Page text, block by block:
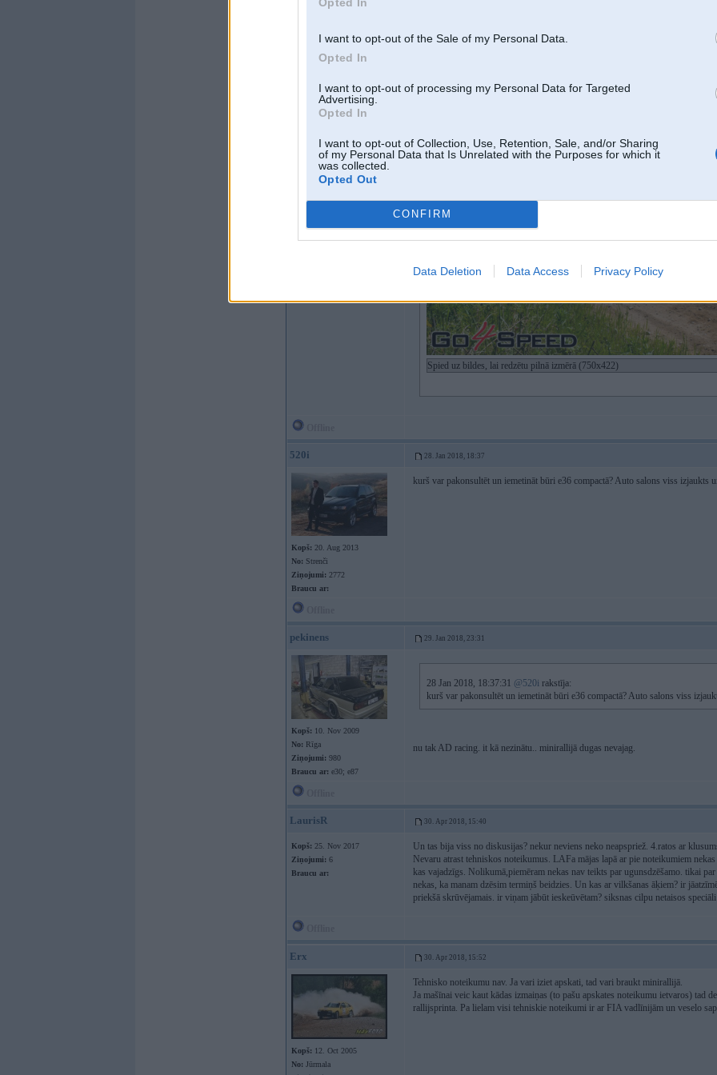
I want to opt-out of the Sale of my Personal Data.
Opted In
I want to opt-out of processing my Personal Data for Targeted
Advertising.
Opted In
I want to opt-out of Collection, Use, Retention, Sale, and/or Sharing
of my Personal Data that Is Unrelated with the Purposes for which it
was collected.
Opted Out
CONFIRM
Data Deletion Data Access Privacy Policy
2) piereģistrēties minirallijam Madona
Spied uz bildes, lai redzētu pilnā izmērā (750x422)
520i 28. Jan 2018, 18:37
Kopš: 20. Aug 2013
No: Strenči
Ziņojumi: 2772
Braucu ar:
kurš var pakonsultēt un iemetināt būri e36 compactā? Auto salons viss izjaukts
pekinens 29. Jan 2018, 23:31
Kopš: 10. Nov 2009
No: Rīga
Ziņojumi: 980
Braucu ar: e30; e87
28 Jan 2018, 18:37:31 @520i rakstīja:
kurš var pakonsultēt un iemetināt būri e36 compactā? Auto salons viss
nu tak AD racing. it kā nezinātu.. minirallijā dugas nevajag.
LaurisR 30. Apr 2018, 15:40
Kopš: 25. Nov 2017
Ziņojumi: 6
Braucu ar:
Un tas bija viss no diskusijas? nekur neviens neko neapspriež. 4.ratos ar
Nevaru atrast tehniskos noteikumus. LAFa mājas lapā ar pie noteikumiem
kas vajadzīgs. Nolikumā,piemēram nekas nav teikts par ugunsdzēšamo. tikai
nekas, ka manam dzēsim termiņš beidzies. Un kas ar vilkšanas āķiem? ir
priekšā skrūvējamais. ir viņam jābūt ieskeūvētam? siksnas cilpu netaisos
Erx 30. Apr 2018, 15:52
Kopš: 12. Oct 2005
No: Jūrmala
Tehnisko noteikumu nav. Ja vari iziet apskati, tad vari braukt minirallijā.
Ja mašīnai veic kaut kādas izmaiņas (to pašu apskates noteikumu ietvaros) tad
rallijsprinta. Pa lielam visi tehniskie noteikumi ir ar FIA vadlīnijām un veselo